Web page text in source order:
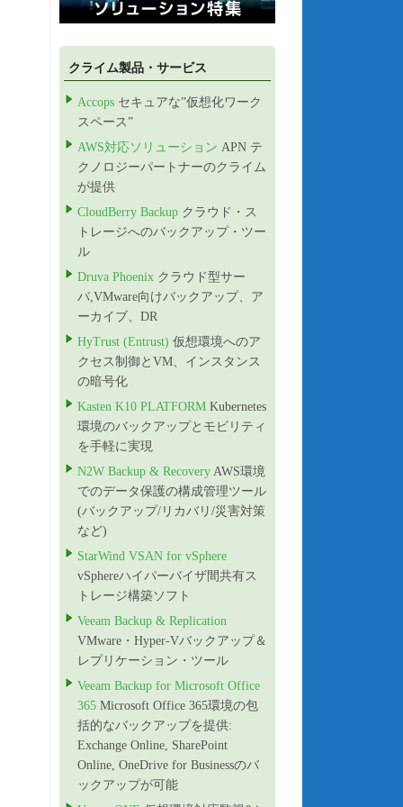
クライム製品・サービス
Accops セキュアな”仮想化ワーク
スペース”
AWS対応ソリューション APN テ
クノロジーパートナーのクライム
が提供
CloudBerry Backup クラウド・ス
トレージへのバックアップ・ツー
ル
Druva Phoenix クラウド型サー
バ,VMware向けバックアップ、ア
ーカイブ、DR
HyTrust (Entrust) 仮想環境へのア
クセス制御とVM、インスタンス
の暗号化
Kasten K10 PLATFORM Kubernetes
環境のバックアップとモビリティ
を手軽に実現
N2W Backup & Recovery AWS環境
でのデータ保護の構成管理ツール
(バックアップ/リカバリ/災害対策
など)
StarWind VSAN for vSphere
vSphereハイパーバイザ間共有ス
トレージ構築ソフト
Veeam Backup & Replication
VMware・Hyper-Vバックアップ＆
レプリケーション・ツール
Veeam Backup for Microsoft Office
365 Microsoft Office 365環境の包
括的なバックアップを提供:
Exchange Online, SharePoint
Online, OneDrive for Businessのバ
ックアップが可能